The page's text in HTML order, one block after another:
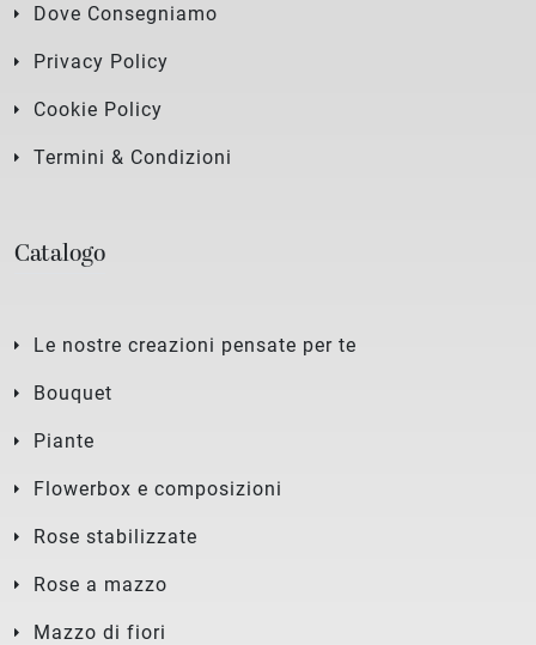
Dove Consegniamo
Privacy Policy
Cookie Policy
Termini & Condizioni
Catalogo
Le nostre creazioni pensate per te
Bouquet
Piante
Flowerbox e composizioni
Rose stabilizzate
Rose a mazzo
Mazzo di fiori